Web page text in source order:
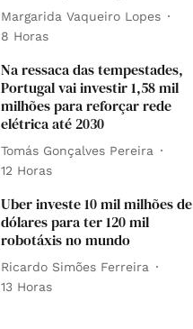
Margarida Vaqueiro Lopes
8 Horas
Na ressaca das tempestades,
Portugal vai investir 1,58 mil
milhões para reforçar rede
elétrica até 2030
Tomás Gonçalves Pereira
12 Horas
Uber investe 10 mil milhões de
dólares para ter 120 mil
robotáxis no mundo
Ricardo Simões Ferreira
13 Horas